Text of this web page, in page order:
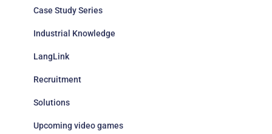
Case Study Series
Industrial Knowledge
LangLink
Recruitment
Solutions
Upcoming video games